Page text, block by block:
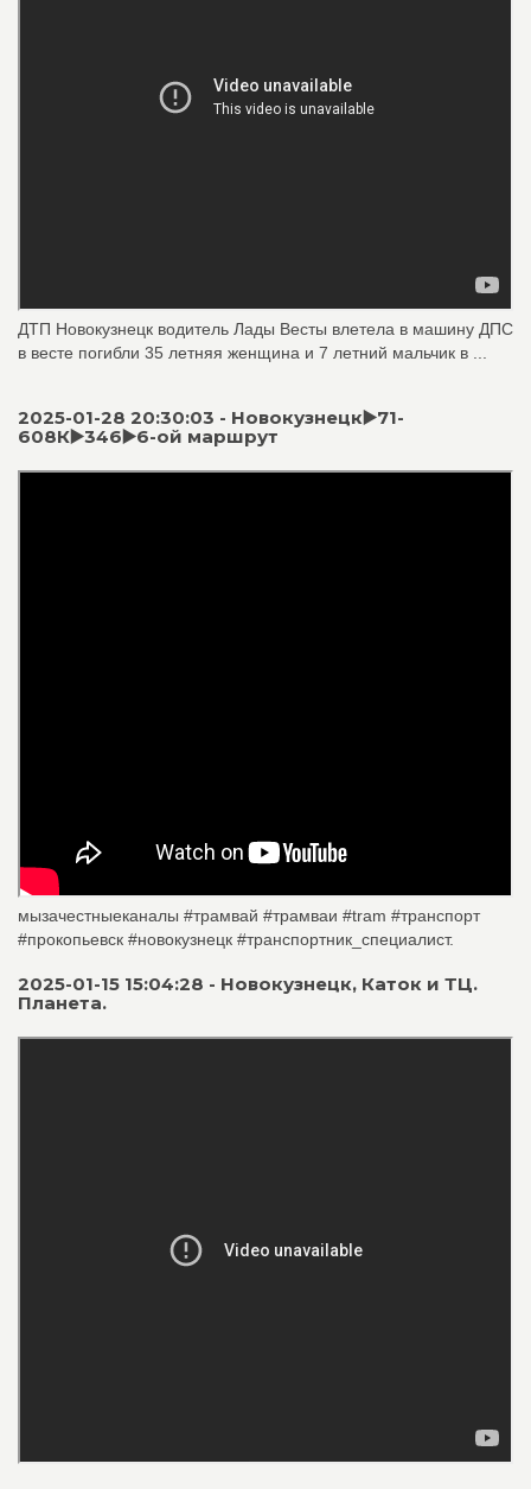
ДТП Новокузнецк водитель Лады Весты влетела в машину ДПС
в весте погибли 35 летняя женщина и 7 летний мальчик в ...
2025-01-28 20:30:03 - Новокузнецк▶️71-
608К▶️346▶️6-ой маршрут
мызачестныеканалы #трамвай #трамваи #tram #транспорт
#прокопьевск #новокузнецк #транспортник_специалист.
2025-01-15 15:04:28 - Новокузнецк, Каток и ТЦ.
Планета.